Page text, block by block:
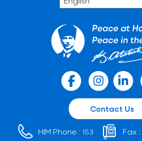
Contact Us
HIM Phone : 153 Fax :